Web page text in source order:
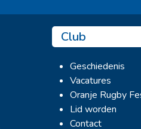
Club
Geschiedenis
Vacatures
Oranje Rugby
Lid worden
Contact